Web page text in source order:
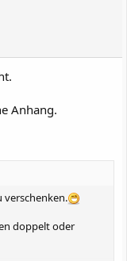
Anhang.
verschenken.
doppelt oder